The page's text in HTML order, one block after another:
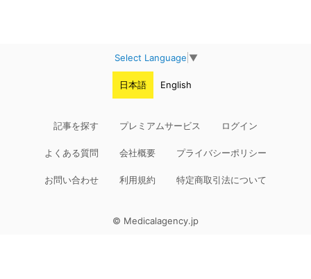
Select Language ▼
日本語 English
記事を探す プレミアムサービス ログイン
よくある質問 会社概要 プライバシーポリシー
お問い合わせ 利用規約 特定商取引法について
© Medicalagency.jp